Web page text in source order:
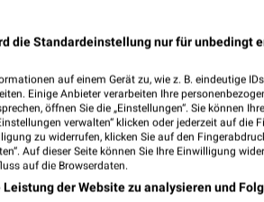
die Standardeinstellung nur für unbedingt
auf einem Gerät zu, wie z. B. eindeutige
Einige Anbieter verarbeiten Ihre
öffnen Sie die „Einstellungen“. Sie können
verwalten“ klicken oder jederzeit auf die
zu widerrufen, klicken Sie auf den
Auf dieser Seite können Sie Ihre Einwilligung
auf die Browserdaten.
der Website zu analysieren und